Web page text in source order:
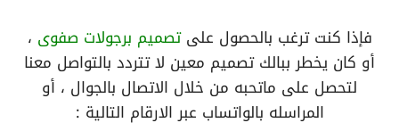
فإذا كنت ترغب بالحصول علىتصميم برجولات صفوى ،
أو كان يخطر ببالك تصميم معين لا تتردد بالتواصل معنا
لتحصل على ماتحبه من خلال الاتصال بالجوال ، أو
المراسله بالواتساب عبر الارقام التالية :